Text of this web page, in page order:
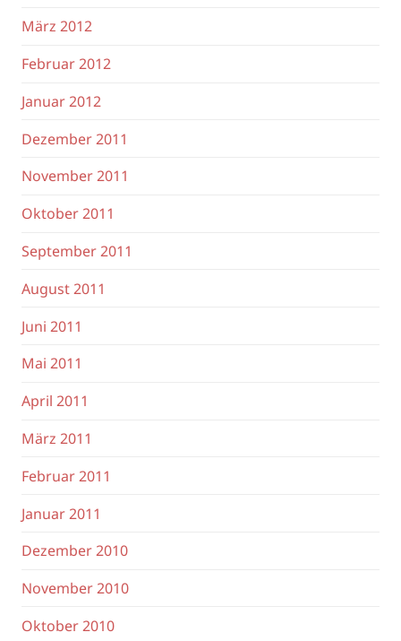
März 2012
Februar 2012
Januar 2012
Dezember 2011
November 2011
Oktober 2011
September 2011
August 2011
Juni 2011
Mai 2011
April 2011
März 2011
Februar 2011
Januar 2011
Dezember 2010
November 2010
Oktober 2010